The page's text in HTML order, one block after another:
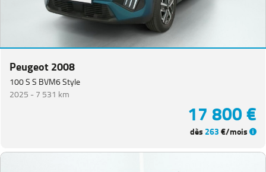
Peugeot 2008
100 S S BVM6 Style
2025 -7 531 km
17 800 €
dès 263€/mois